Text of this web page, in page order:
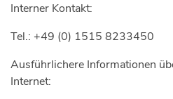
Interner Kontakt:
Tel.: +49 (0) 1515 8233450
Ausführlichere Informationen
Internet: